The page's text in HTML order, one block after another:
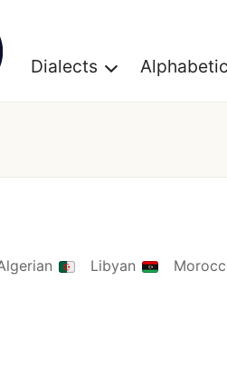
Dialects
Libyan